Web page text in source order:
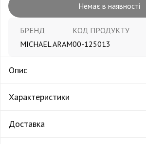
Немає в наявності
БРЕНД
MICHAEL ARAM
КОД ПРОДУКТУ
00-125013
Опис
Характеристики
Доставка